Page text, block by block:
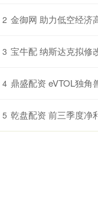
2 金御网 助力低空经济高质量发
3 宝牛配 纳斯达克拟修改
4 鼎盛配资 eVTOL独角兽
5 乾盘配资 前三季度净利同比